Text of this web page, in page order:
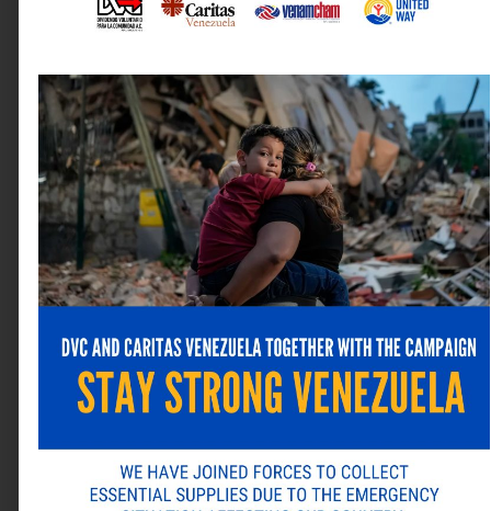
Nombre*
Correo electrónico*
Web
Guarda mi nombre, correo electrónico y web en este
navegador para la próxima vez que comente.
ANTERIOR SIGUIENTE